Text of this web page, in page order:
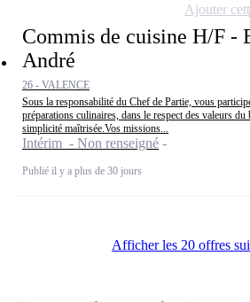
Commis de cuisine H/F -
André
26 - VALENCE
Sous la responsabilité du Chef de Partie, vous
préparations culinaires, dans le respect des valeurs
simplicité maîtrisée.Vos missions...
Intérim - Non renseigné
Publié il y a plus de 30 jours
Ajouter
Afficher les 20 offres